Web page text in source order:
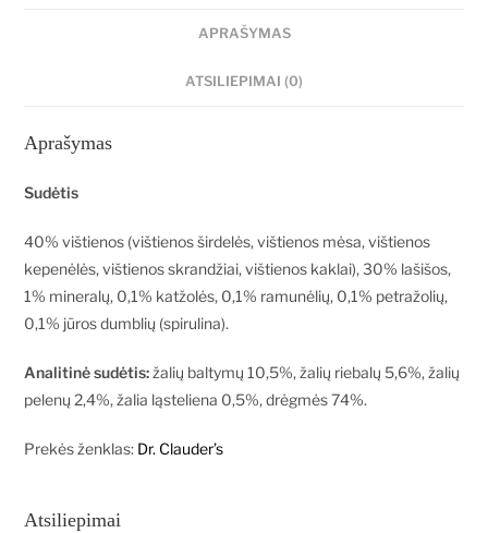
APRAŠYMAS
ATSILIEPIMAI (0)
Aprašymas
Sudėtis
40% vištienos (vištienos širdelės, vištienos mėsa, vištienos
kepenėlės, vištienos skrandžiai, vištienos kaklai), 30% lašišos,
1% mineralų, 0,1% katžolės, 0,1% ramunėlių, 0,1% petražolių,
0,1% jūros dumblių (spirulina).
Analitinė sudėtis: žalių baltymų 10,5%, žalių riebalų 5,6%, žalių
pelenų 2,4%, žalia ląsteliena 0,5%, drėgmės 74%.
Prekės ženklas: Dr. Clauder’s
Atsiliepimai